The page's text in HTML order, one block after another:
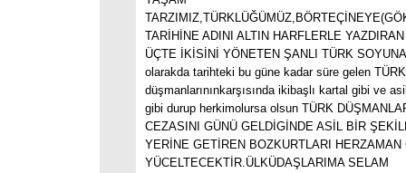
TARİHİNE ADINI ALTIN HARFLERLE
ÜÇTE İKİSİNİ YÖNETEN ŞANLI TÜRK
olarakda tarihteki bu güne kadar süre gelen TÜRK
düşmanlarınınkarşısında ikibaşlı kartal gibi ve
gibi durup herkimolursa olsun TÜRK
CEZASINI GÜNÜ GELDİGİNDE ASİL BİR
YERİNE GETİREN BOZKURTLARI HERZAMAN
YÜCELTECEKTİR.ÜLKÜDAŞLARIMA SELAM